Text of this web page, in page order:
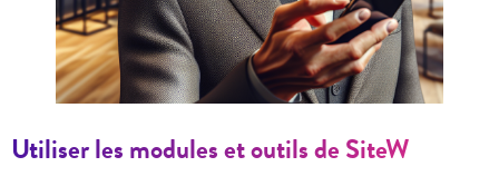
Utiliser les modules et outils de SiteW